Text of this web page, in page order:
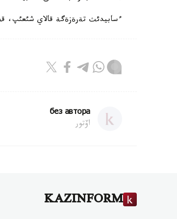
ءسابيدئث تةرةزةگة قالاي شئعئپ،
без автора
اۆتور
KAZINFORM